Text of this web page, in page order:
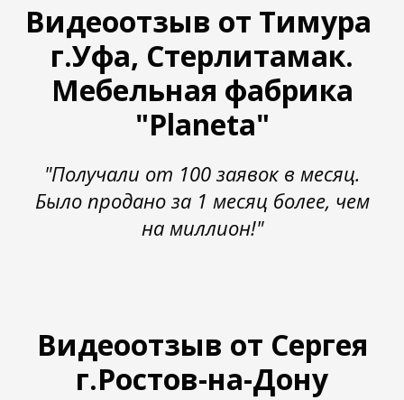
Видеоотзыв от Тимура
г.Уфа, Стерлитамак.
Мебельная фабрика
"Planeta"
"Получали от 100 заявок в месяц.
Было продано за 1 месяц более, чем
на миллион!"
Видеоотзыв от Сергея
г.Ростов-на-Дону